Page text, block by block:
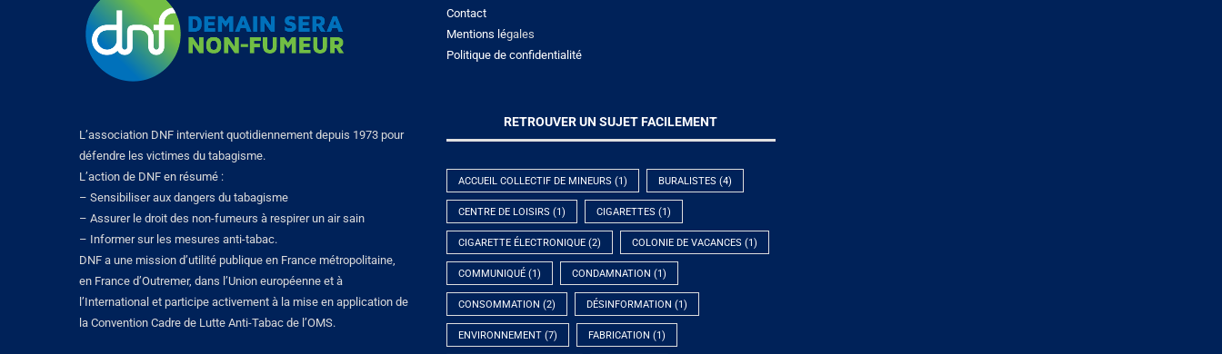
L’association DNF intervient quotidiennement depuis 1973 pour
défendre les victimes du tabagisme.
L’action de DNF en résumé :
– Sensibiliser aux dangers du tabagisme
– Assurer le droit des non-fumeurs à respirer un air sain
– Informer sur les mesures anti-tabac.
DNF a une mission d’utilité publique en France métropolitaine,
en France d’Outremer, dans l’Union européenne et à
l’International et participe activement à la mise en application de
la Convention Cadre de Lutte Anti-Tabac de l’OMS.
Contact
Mentions légales
Politique de confidentialité
RETROUVER UN SUJET FACILEMENT
ACCUEIL COLLECTIF DE MINEURS (1) BURALISTES (4)
CENTRE DE LOISIRS (1) CIGARETTES (1)
CIGARETTE ÉLECTRONIQUE(2) COLONIE DE VACANCES (1)
COMMUNIQUÉ(1) CONDAMNATION (1)
CONSOMMATION (2) DÉSINFORMATION (1)
ENVIRONNEMENT(7) FABRICATION (1)